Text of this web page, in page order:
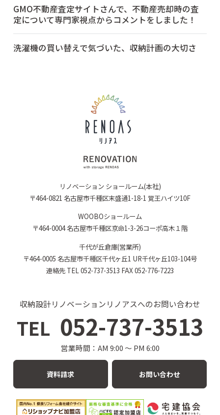
GMO不動産査定サイトさんで、不動産売却時の査
定について専門家視点からコメントをしました！
洗濯機の買い替えで気づいた、収納計画の大切さ
リノベーション ショールーム(本社)
〒464-0821 名古屋市千種区末盛通1-18-1 覚王ハイツ10F
WOOBOショールーム
〒464-0004 名古屋市千種区京命1-3-26コーポ高木１階
千代が丘倉庫(営業所)
〒464-0005 名古屋市千種区千代ヶ丘1 UR千代ヶ丘103-104号
連絡先 TEL 052-737-3513 FAX 052-776-7223
収納設計リノベーションリノアスへのお問い合わせ
TEL 052-737-3513
営業時間：AM 9:00 〜 PM 6:00
資料請求 お問い合わせ